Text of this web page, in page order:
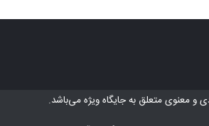
و معنوی متعلق بهجایگاه ویژهمی‌باشد.